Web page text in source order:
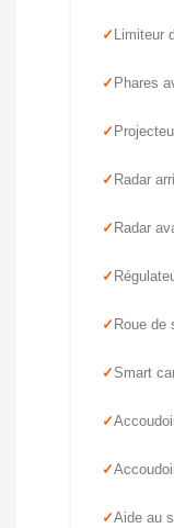
Limiteur
Phares
Radar
Radar
Roue de
Smart
Aide au